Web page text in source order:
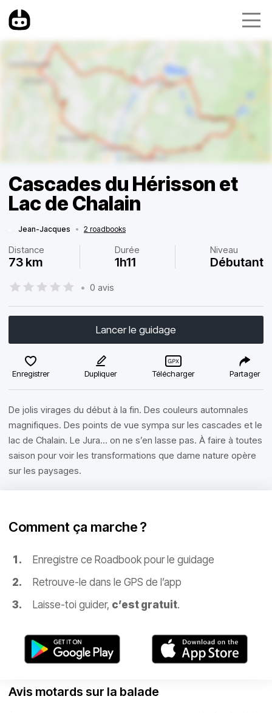
Cascades du Hérisson et
Lac de Chalain
Jean-Jacques • 2 roadbooks
Distance
73 km
Durée
1h11
Niveau
Débutant
• 0 avis
Lancer le guidage
Enregistrer Dupliquer Télécharger Partager
De jolis virages du début à la fin. Des couleurs automnales
magnifiques. Des points de vue sympa sur les cascades et le
lac de Chalain. Le Jura… on ne s’en lasse pas. À faire à toutes
saison pour voir les transformations que dame nature opère
sur les paysages.
Comment ça marche ?
Enregistre ce Roadbook pour le guidage
Retrouve-le dans le GPS de l’app
Laisse-toi guider, c’est gratuit.
Avis motards sur la balade